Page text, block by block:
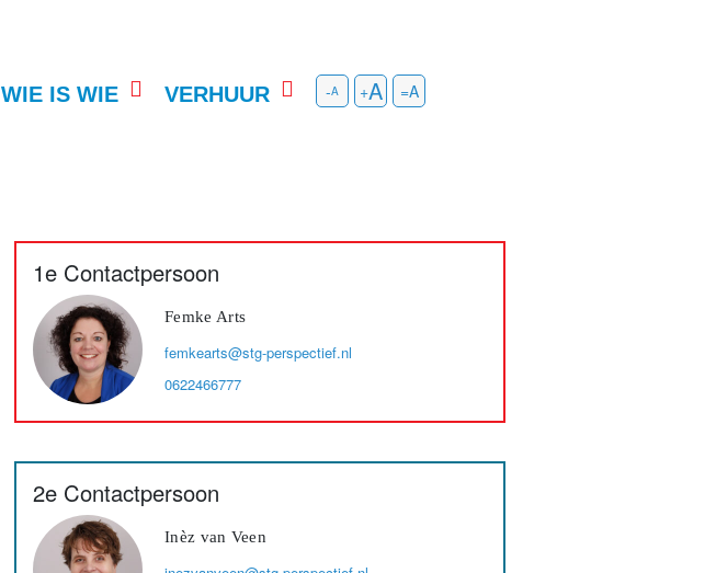
WIE IS WIE VERHUUR - + =
1e Contactpersoon
Femke Arts
femkearts@stg-perspectief.nl
0622466777
2e Contactpersoon
Inèz van Veen